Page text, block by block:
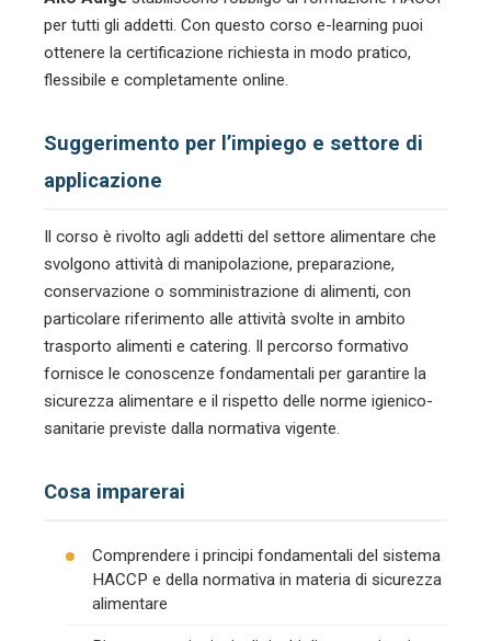
per tutti gli addetti. Con questo corso e-learning puoi
ottenere la certificazione richiesta in modo pratico,
flessibile e completamente online.
Suggerimento per l’impiego e settore di
applicazione
Il corso è rivolto agli addetti del settore alimentare che
svolgono attività di manipolazione, preparazione,
conservazione o somministrazione di alimenti, con
particolare riferimento alle attività svolte in ambito
trasporto alimenti e catering. Il percorso formativo
fornisce le conoscenze fondamentali per garantire la
sicurezza alimentare e il rispetto delle norme igienico-
sanitarie previste dalla normativa vigente.
Cosa imparerai
Comprendere i principi fondamentali del sistema
HACCP e della normativa in materia di sicurezza
alimentare